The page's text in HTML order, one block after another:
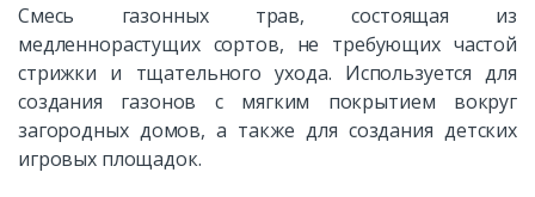
Смесь газонных трав, состоящая из
медленнорастущих сортов, не требующих частой
стрижки и тщательного ухода. Используется для
создания газонов с мягким покрытием вокруг
загородных домов, а также для создания детских
игровых площадок.